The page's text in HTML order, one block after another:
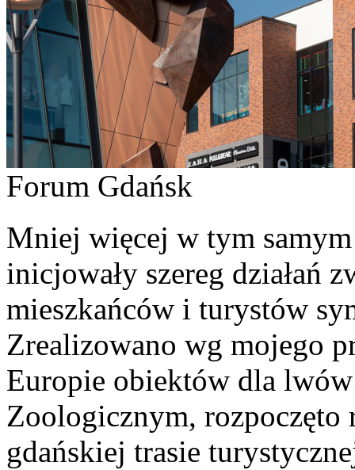
Forum Gdańsk
Mniej więcej w tym samym
inicjowały szereg działań
mieszkańców i turystów
Zrealizowano wg mojego
Europie obiektów dla
Zoologicznym, rozpoczęto
gdańskiej trasie